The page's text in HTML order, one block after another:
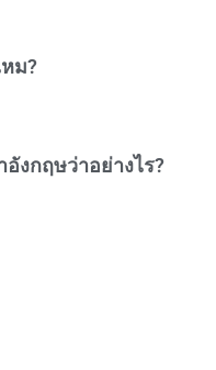
หม?
งกฤษว่าอย่างไร?